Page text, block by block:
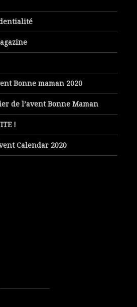
Bonne maman 2020
de l’avent Bonne Maman
!
Calendar 2020